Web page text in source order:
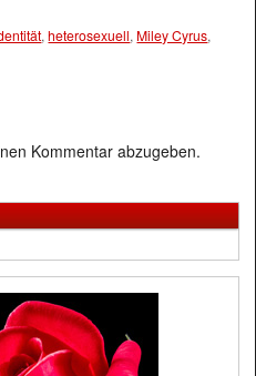
,heterosexuell, Miley Cyrus,
Kommentar abzugeben.